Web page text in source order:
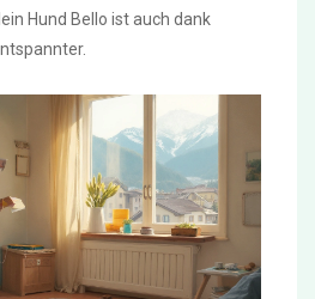
Hund Bello ist auch dank